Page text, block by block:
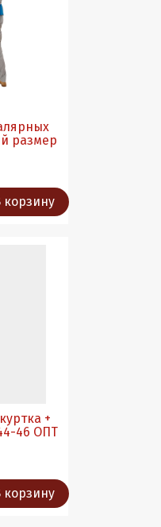
корзину
+
полукомбинезон р. 44-46 ОПТ
корзину